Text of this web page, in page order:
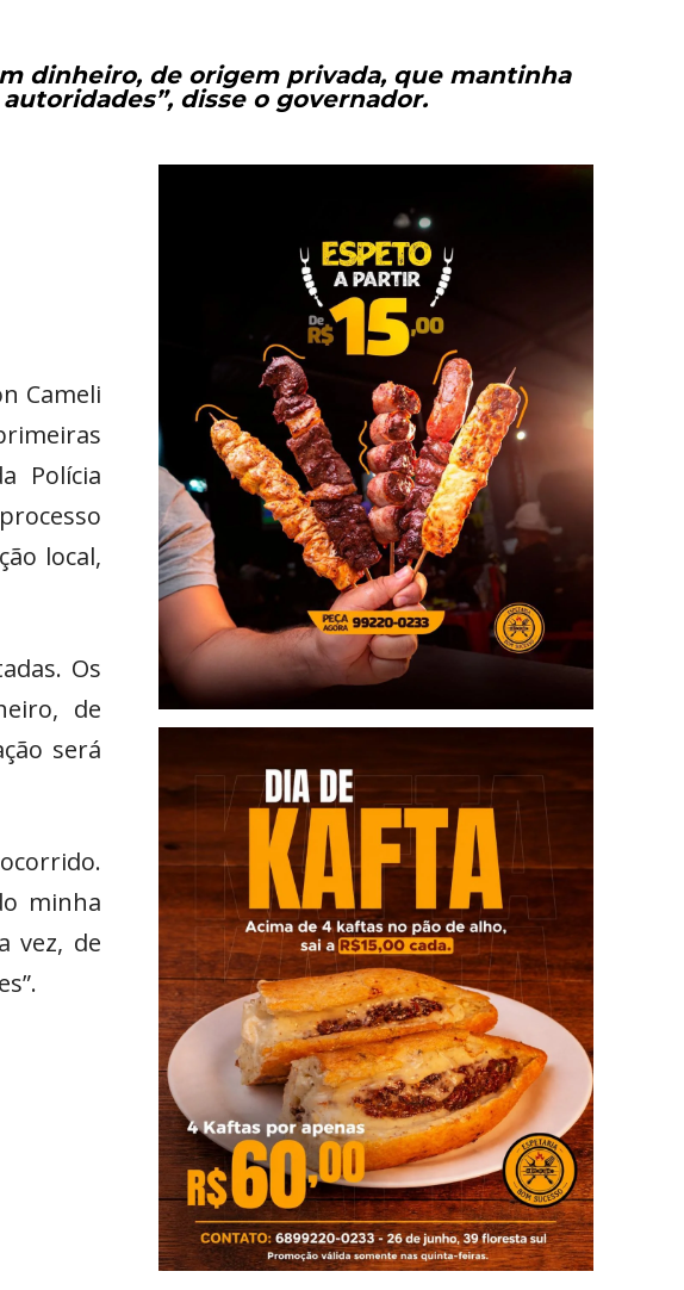
dinheiro, de origem privada, que mantinha
disse o governador.
Cameli
Polícia
local,
Os
de
será
minha
vez, de